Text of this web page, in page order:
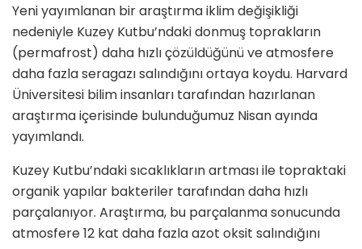
Yeni yayımlanan bir araştırma iklim değişikliği
nedeniyle Kuzey Kutbu’ndaki donmuş toprakların
(permafrost) daha hızlı çözüldüğünü ve atmosfere
daha fazla seragazı salındığını ortaya koydu. Harvard
Üniversitesi bilim insanları tarafından hazırlanan
araştırma içerisinde bulunduğumuz Nisan ayında
yayımlandı.
Kuzey Kutbu’ndaki sıcaklıkların artması ile topraktaki
organik yapılar bakteriler tarafından daha hızlı
parçalanıyor. Araştırma, bu parçalanma sonucunda
atmosfere 12 kat daha fazla azot oksit salındığını